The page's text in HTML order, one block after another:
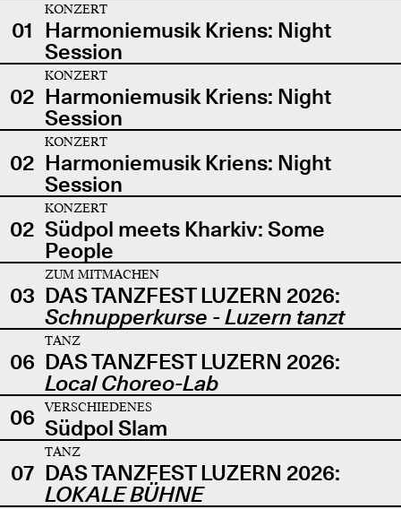
01
KONZERT
Harmoniemusik Kriens: Night
Session
02
KONZERT
Harmoniemusik Kriens: Night
Session
02
KONZERT
Harmoniemusik Kriens: Night
Session
02
KONZERT
Südpol meets Kharkiv: Some
People
03
ZUM MITMACHEN
DAS TANZFEST LUZERN 2026:
Schnupperkurse - Luzern tanzt
06
TANZ
DAS TANZFEST LUZERN 2026:
Local Choreo-Lab
06
VERSCHIEDENES
Südpol Slam
07
TANZ
DAS TANZFEST LUZERN 2026:
LOKALE BÜHNE